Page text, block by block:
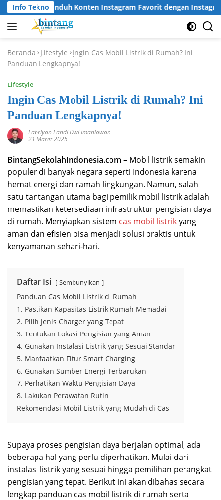
Langsung
ke
konten
Info Tekno
Cara Unduh Konten Instagram Favorit dengan Instagram
Beranda -Lifestyle -Ingin Cas Mobil Listrik di Rumah? Ini
Panduan Lengkapnya!
Lifestyle
Ingin Cas Mobil Listrik di Rumah? Ini
Panduan Lengkapnya!
Fabriyan Fandi Dwi Imaniawan
21 Maret 2025
BintangSekolahIndonesia.com – Mobil listrik semakin
populer di banyak negara seperti Indonesia karena
hemat energi dan ramah lingkungan. Namun, salah
satu tantangan utama bagi pemilik mobil listrik adalah
memastikan ketersediaan infrastruktur pengisian daya
di rumah. Menyiapkan sistem cas mobil listrikyang
aman dan efisien bisa menjadi solusi praktis untuk
kenyamanan sehari-hari.
Daftar Isi Sembunyikan
Panduan Cas Mobil Listrik di Rumah
1. Pastikan Kapasitas Listrik Rumah Memadai
2. Pilih Jenis Charger yang Tepat
3. Tentukan Lokasi Pengisian yang Aman
4. Gunakan Instalasi Listrik yang Sesuai Standar
5. Manfaatkan Fitur Smart Charging
6. Gunakan Sumber Energi Terbarukan
7. Perhatikan Waktu Pengisian Daya
8. Lakukan Perawatan Rutin
Rekomendasi Mobil Listrik yang Mudah di Cas
Supaya proses pengisian daya berjalan optimal, ada
beberapa hal yang perlu diperhatikan. Mulai dari
instalasi listrik yang sesuai hingga pemilihan perangkat
pengisian yang tepat. Berikut ini akan dibahas secara
lengkap panduan cas mobil listrik di rumah serta